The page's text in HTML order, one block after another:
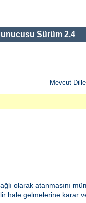
Sürüm 2.4
Mevcut
olarak atanmasını
hale gelmelerine karar